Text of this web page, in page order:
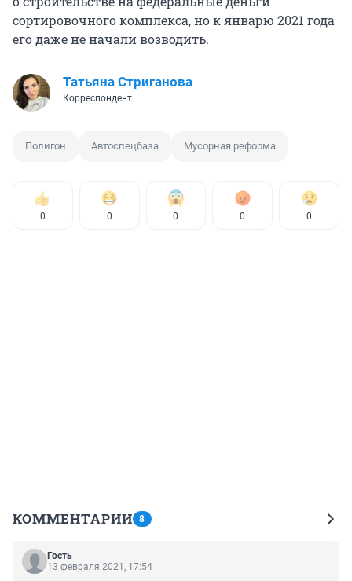
сортировочного комплекса, но к январю 2021 года
его даже не начали возводить.
Татьяна Стриганова
Корреспондент
Полигон Автоспецбаза Мусорная реформа
0 0 0 0 0
КОММЕНТАРИИ 8
Гость
13 февраля 2021, 17:54